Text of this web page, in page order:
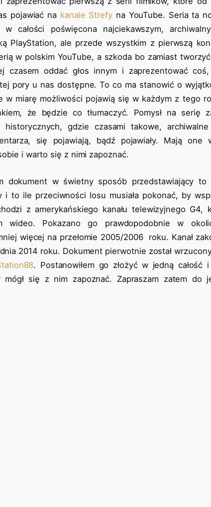
pojawiać na kanale Strefyna YouTube. Seria ta
całości poświęcona najciekawszym,
PlayStation, ale przede wszystkim z pierwszą
w polskim YouTube, a szkoda bo zamiast
czasem oddać głos innym i zaprezentować
pory u nas dostępne. To co ma stanowić o
w miarę możliwości pojawią się w każdym z tego
że będzie co tłumaczyć. Pomysł na serię
historycznych, gdzie czasami takowe, archiwalne
się pojawiają, bądź pojawiały. Mają one
i warto się z nimi zapoznać.
dokument w świetny sposób przedstawiający to
i to ile przeciwności losu musiała pokonać, by
z amerykańskiego kanału telewizyjnego G4,
wideo. Pokazano go prawdopodobnie w
więcej na przełomie 2005/2006 roku. Kanał
2014 roku. Dokument pierwotnie został
. Postanowiłem go złożyć w jedną całość
się z nim zapoznać. Zapraszam zatem do